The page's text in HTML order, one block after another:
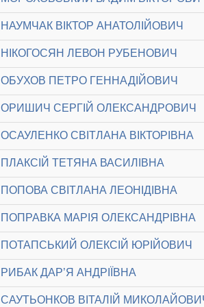
НАУМЧАК ВІКТОР АНАТОЛІЙОВИЧ
НІКОГОСЯН ЛЕВОН РУБЕНОВИЧ
ОБУХОВ ПЕТРО ГЕННАДІЙОВИЧ
ОРИШИЧ СЕРГІЙ ОЛЕКСАНДРОВИЧ
ОСАУЛЕНКО СВІТЛАНА ВІКТОРІВНА
ПЛАКСІЙ ТЕТЯНА ВАСИЛІВНА
ПОПОВА СВІТЛАНА ЛЕОНІДІВНА
ПОПРАВКА МАРІЯ ОЛЕКСАНДРІВНА
ПОТАПСЬКИЙ ОЛЕКСІЙ ЮРІЙОВИЧ
РИБАК ДАР’Я АНДРІЇВНА
САУТЬОНКОВ ВІТАЛІЙ